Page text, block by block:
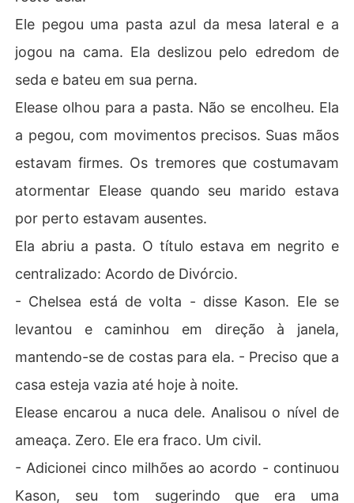
Ele pegou uma pasta azul da mesa lateral e a
jogou na cama. Ela deslizou pelo edredom de
seda e bateu em sua perna.
Elease olhou para a pasta. Não se encolheu. Ela
a pegou, com movimentos precisos. Suas mãos
estavam firmes. Os tremores que costumavam
atormentar Elease quando seu marido estava
por perto estavam ausentes.
Ela abriu a pasta. O título estava em negrito e
centralizado: Acordo de Divórcio.
- Chelsea está de volta - disse Kason. Ele se
levantou e caminhou em direção à janela,
mantendo-se de costas para ela. - Preciso que a
casa esteja vazia até hoje à noite.
Elease encarou a nuca dele. Analisou o nível de
ameaça. Zero. Ele era fraco. Um civil.
- Adicionei cinco milhões ao acordo - continuou
Kason, seu tom sugerindo que era uma